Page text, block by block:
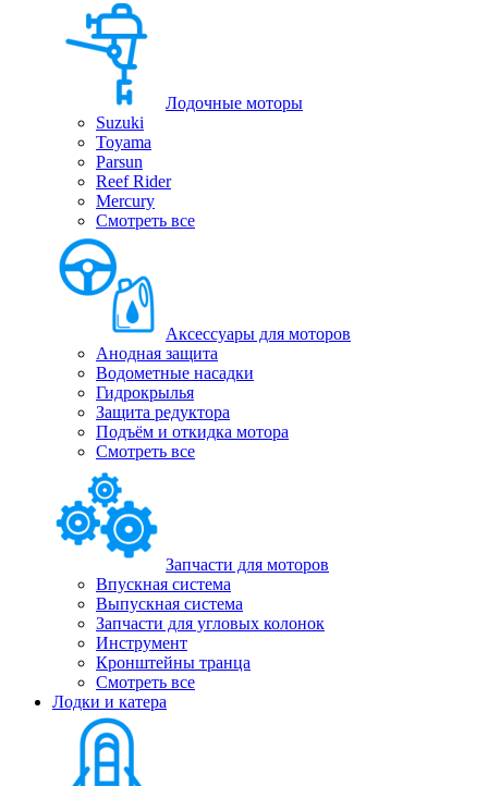
Лодочные моторы
Suzuki
Toyama
Parsun
Reef Rider
Mercury
Смотреть все
Аксессуары для моторов
Анодная защита
Водометные насадки
Гидрокрылья
Защита редуктора
Подъём и откидка мотора
Смотреть все
Запчасти для моторов
Впускная система
Выпускная система
Запчасти для угловых колонок
Инструмент
Кронштейны транца
Смотреть все
Лодки и катера